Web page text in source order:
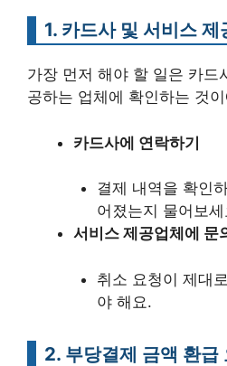
1. 카드사 및 서비스
가장 먼저 해야 할 일은 카드
공하는 업체에 확인하는 것
카드사에 연락하기
결제 내역을 확인
어졌는지 물어보
서비스 제공업체에 문
취소 요청이 제대
야 해요.
2. 부당결제 금액 환급